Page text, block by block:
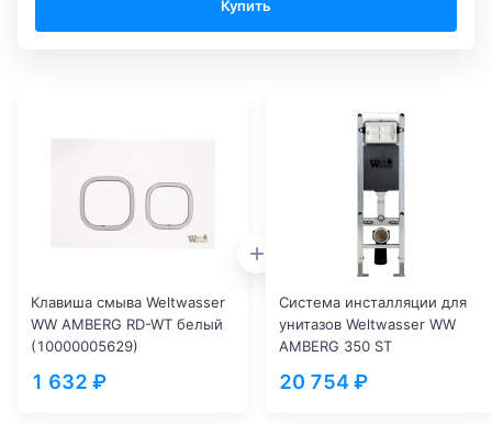
Клавиша смыва Weltwasser
WW AMBERG RD-WT белый
(10000005629)
1 632 ₽
Система инсталляции для
унитазов Weltwasser WW
AMBERG 350 ST
20 754 ₽
Купить